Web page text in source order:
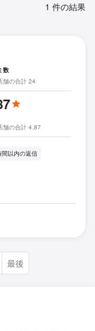
1 件の結果
数
舗の合計 24
舗の合計 4.87
以内の返信
最後